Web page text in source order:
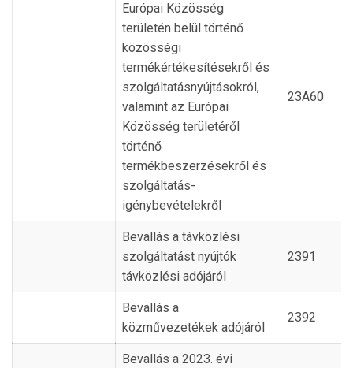
Európai Közösség
területén belül történő
közösségi
termékértékesítésekről és
szolgáltatásnyújtásokról,
valamint az Európai
Közösség területéről
történő
termékbeszerzésekről és
szolgáltatás-
igénybevételekről
23A60
Bevallás a távközlési
szolgáltatást nyújtók
távközlési adójáról
2391
Bevallás a
közművezetékek adójáról
2392
Bevallás a 2023. évi